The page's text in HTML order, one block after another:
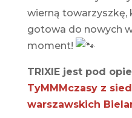
wierną towarzyszkę,
gotowa do nowych
moment!
TRIXIE jest pod
TyMMMczasy z
warszawskich